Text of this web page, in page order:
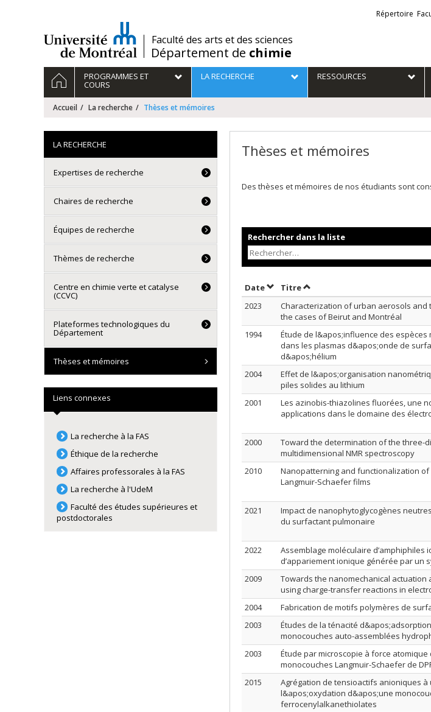
/Faculté des arts et des sciences
Département de chimie
Liens
externes
Répertoire
Navigation
principale
ACCUEILPROGRAMMES ET
COURS
LA RECHERCHE RESSOURCES
Accueil La recherche Thèses et mémoires
Thèses et mémoires
Des thèses et mémoires de nos étudiants sont
Rechercher dans la liste
DateTrier par date en ordre croissant
TitreTrier par titre en ordre
2023
Characterization of urban aerosols
the cases of Beirut and Montréal
1994
Étude de l&apos;influence des
dans les plasmas d&apos;onde de
d&apos;hélium
2004
Effet de l&apos;organisation
piles solides au lithium
2001
Les azinobis-thiazolines fluorées, une
applications dans le domaine des
2000
Toward the determination of the three-
multidimensional NMR spectroscopy
2010
Nanopatterning and functionalization
Langmuir-Schaefer films
2021
Impact de nanophytoglycogènes
du surfactant pulmonaire
2022
Assemblage moléculaire
d’appariement ionique générée par un
2009
Towards the nanomechanical
using charge-transfer reactions in
2004 Fabrication de motifs polymères de
2003
Études de la ténacité
monocouches auto-assemblées
2003
Étude par microscopie à force
monocouches Langmuir-Schaefer de
2015
Agrégation de tensioactifs anioniques
l&apos;oxydation d&apos;une
ferrocenylalkanethiolates
LA RECHERCHE
Expertises de recherche
Chaires de recherche
Équipes de recherche
Thèmes de recherche
Centre en chimie verte et catalyse
(CCVC)
Plateformes technologiques du
Département
Thèses et mémoires
Liens connexes
La recherche à la FAS
Éthique de la recherche
Affaires professorales à la FAS
La recherche à l'UdeM
Faculté des études supérieures et
postdoctorales